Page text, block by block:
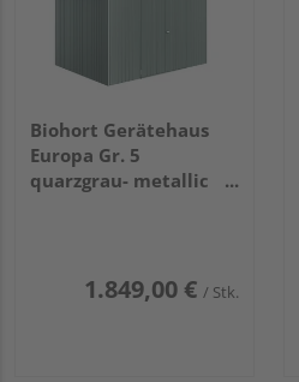
Biohort Gerätehaus
Europa Gr. 5
quarzgrau- metallic
1.849,00 € / Stk.